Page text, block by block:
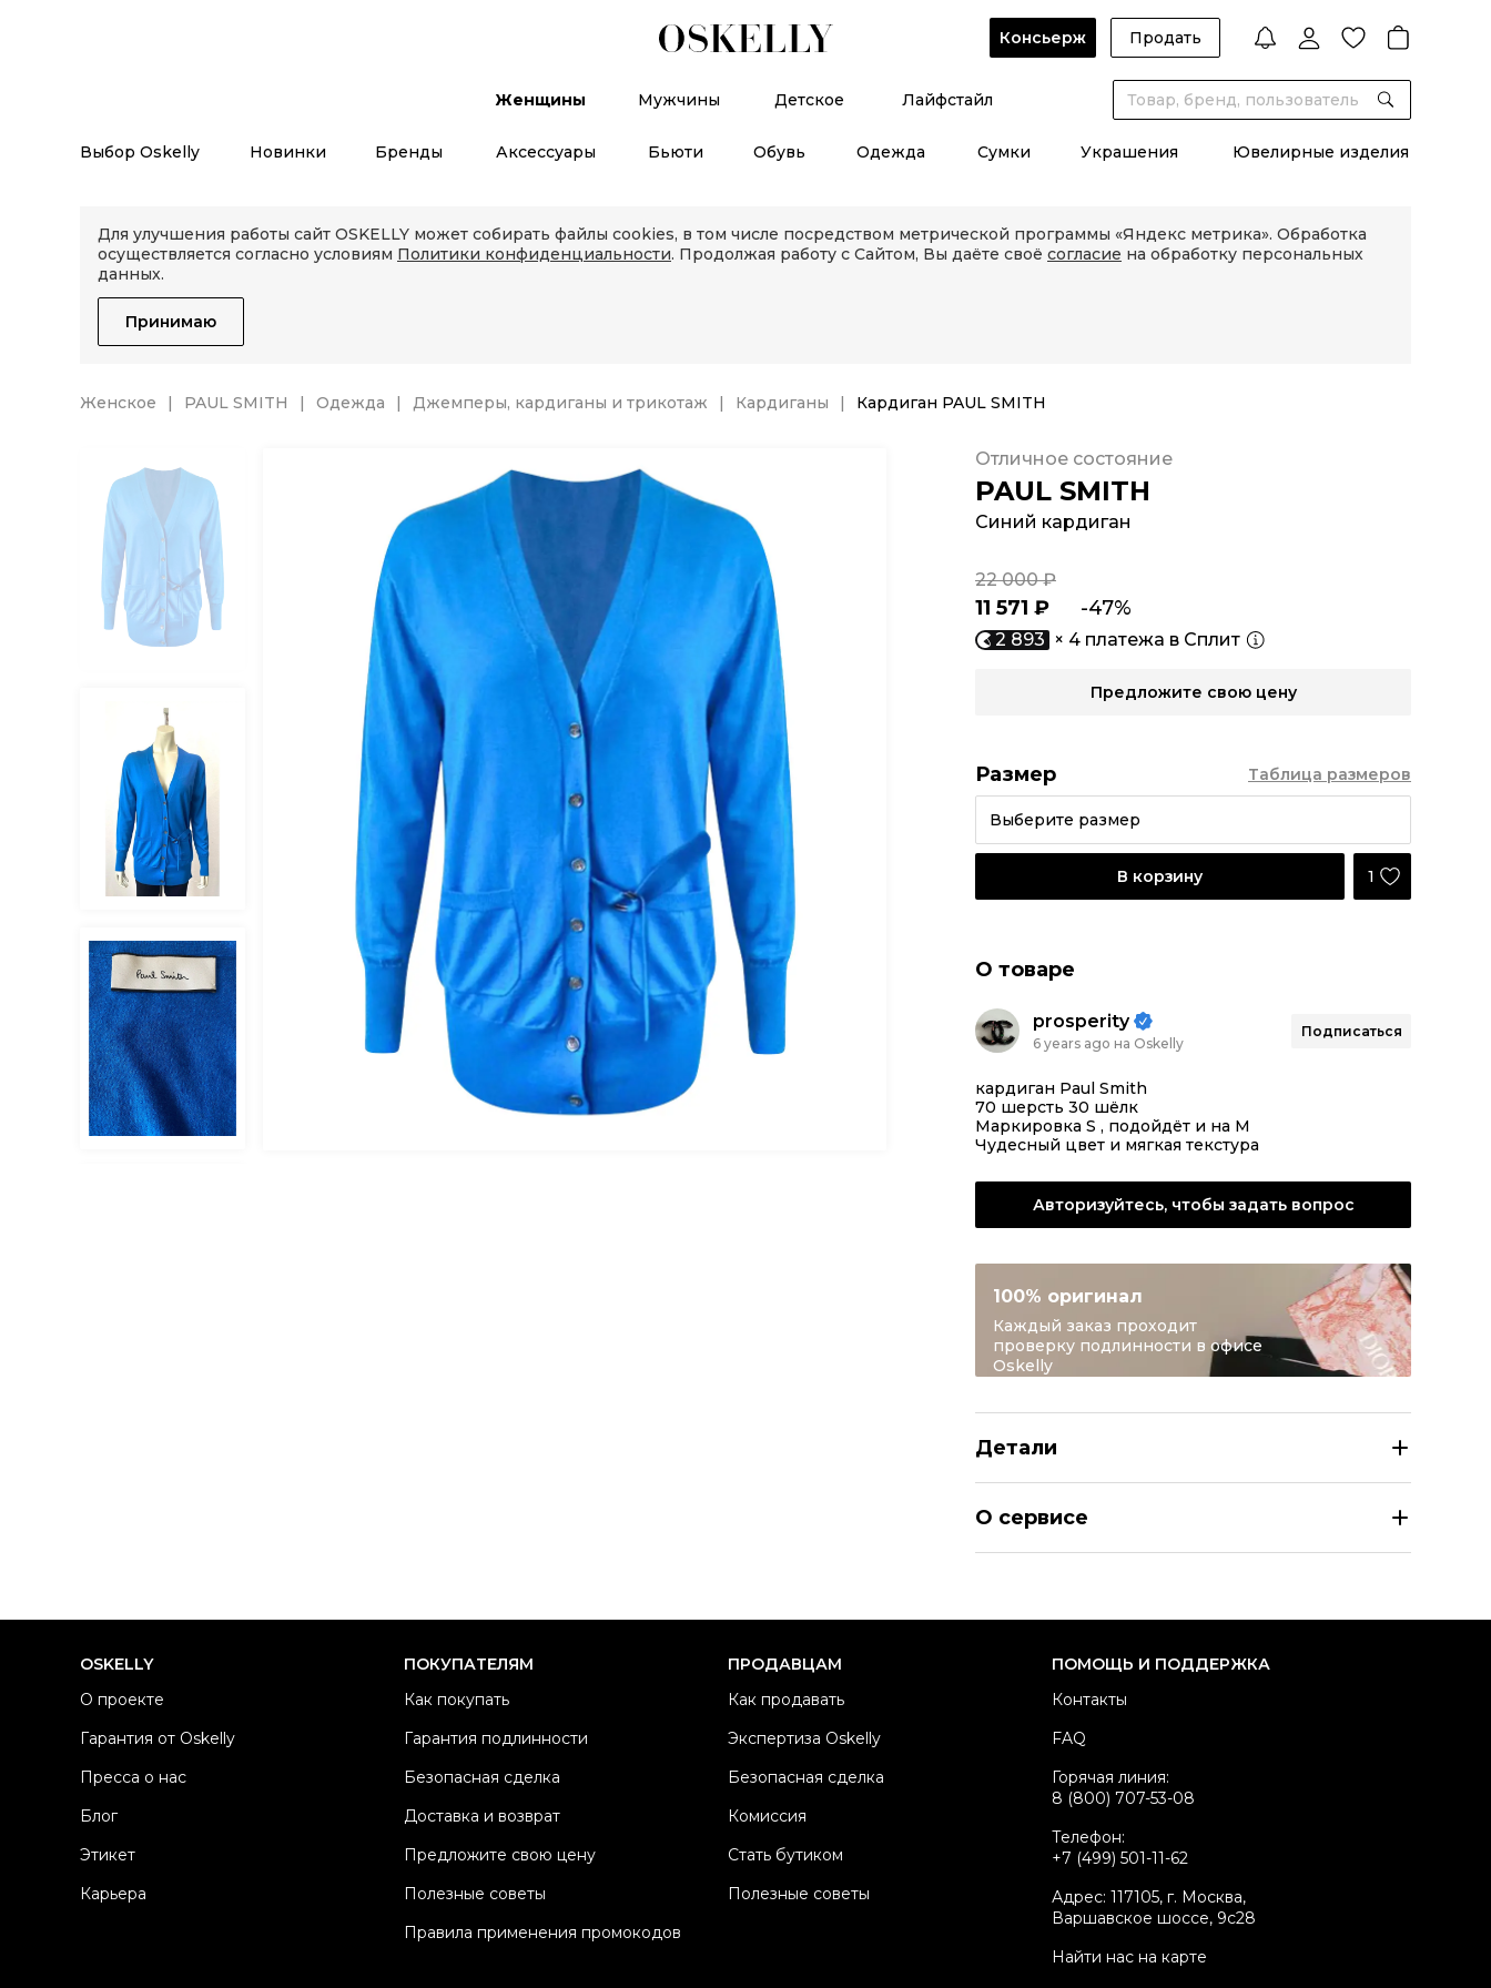
Консьерж Продать
Женщины Мужчины Детское Лайфстайл
Выбор Oskelly Новинки Бренды Аксессуары Бьюти Обувь Одежда Сумки Украшения Ювелирные изделия
Для улучшения работы сайт OSKELLY может собирать файлы cookies, в том числе посредством метрической программы «Яндекс метрика». Обработка
осуществляется согласно условиям Политики конфиденциальности. Продолжая работу с Сайтом, Вы даёте своё согласие на обработку персональных
данных.
Принимаю
Женское PAUL SMITH Одежда Джемперы, кардиганы и трикотаж Кардиганы Кардиган PAUL SMITH
PAUL SMITH
Синий кардиган
Отличное состояние
11 571 ₽ -47%
22 000 ₽
2 893 × 4 платежа в Сплит
Предложите свою цену
Размер
Выберите размер
Таблица размеров
В корзину 1
О товаре
prosperity
6 years ago на Oskelly
Подписаться
кардиган Paul Smith
70 шерсть 30 шёлк
Маркировка S , подойдёт и на M
Чудесный цвет и мягкая текстура
Авторизуйтесь, чтобы задать вопрос
100% оригинал
Каждый заказ проходит
проверку подлинности в офисе
Oskelly
Детали
Состояние товара
Продавец
О сервисе
OSKELLY
О проекте
Гарантия от Oskelly
Пресса о нас
Блог
Этикет
Карьера
ПОКУПАТЕЛЯМ
Как покупать
Гарантия подлинности
Безопасная сделка
Доставка и возврат
Предложите свою цену
Полезные советы
Правила применения промокодов
ПРОДАВЦАМ
Как продавать
Экспертиза Oskelly
Безопасная сделка
Комиссия
Стать бутиком
Полезные советы
ПОМОЩЬ И ПОДДЕРЖКА
Контакты
FAQ
Горячая линия:
8 (800) 707-53-08
Телефон:
+7 (499) 501-11-62
Адрес: 117105, г. Москва,
Варшавское шоссе, 9с28
Найти нас на карте